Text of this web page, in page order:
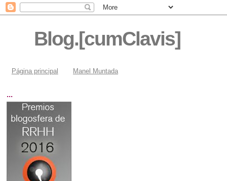
Blog.[cumClavis]
Página principal Manel Muntada
...